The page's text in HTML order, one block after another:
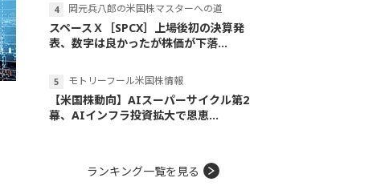
岡元兵八郎の米国株マスターへの道
スペースＸ［SPCX］上場後初の決算発
表、数字は良かったが株価が下落...
モトリーフール米国株情報
【米国株動向】AIスーパーサイクル第2
幕、AIインフラ投資拡大で恩恵...
ランキング一覧を見る